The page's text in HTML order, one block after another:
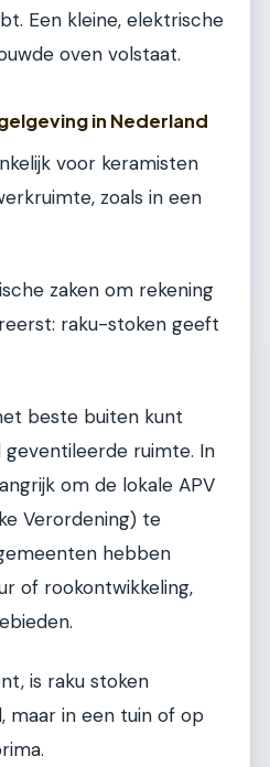
Een kleine, elektrische
oven volstaat.
in Nederland
voor keramisten
zoals in een
zaken om rekening
raku-stoken geeft
beste buiten kunt
ruimte. In
om de lokale APV
Verordening) te
hebben
of rookontwikkeling,
is raku stoken
maar in een tuin of op